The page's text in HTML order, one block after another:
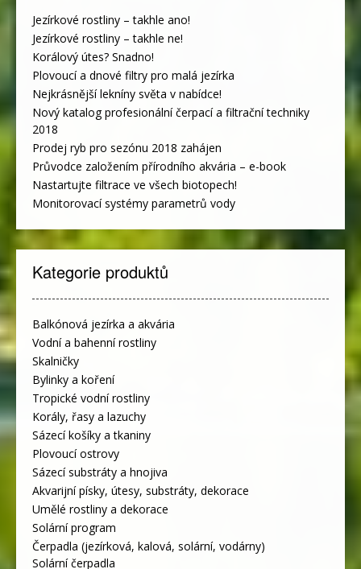
Jezírkové rostliny – takhle ano!
Jezírkové rostliny – takhle ne!
Korálový útes? Snadno!
Plovoucí a dnové filtry pro malá jezírka
Nejkrásnější lekníny světa v nabídce!
Nový katalog profesionální čerpací a filtrační techniky
2018
Prodej ryb pro sezónu 2018 zahájen
Průvodce založením přírodního akvária – e-book
Nastartujte filtrace ve všech biotopech!
Monitorovací systémy parametrů vody
Kategorie produktů
Balkónová jezírka a akvária
Vodní a bahenní rostliny
Skalničky
Bylinky a koření
Tropické vodní rostliny
Korály, řasy a lazuchy
Sázecí košíky a tkaniny
Plovoucí ostrovy
Sázecí substráty a hnojiva
Akvarijní písky, útesy, substráty, dekorace
Umělé rostliny a dekorace
Solární program
Čerpadla (jezírková, kalová, solární, vodárny)
Solární čerpadla